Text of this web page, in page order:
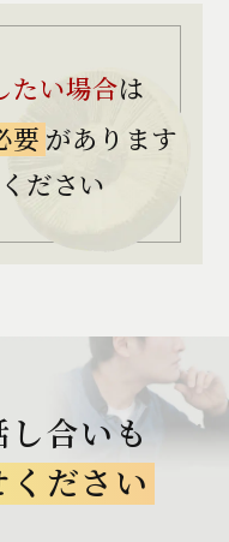
たい場合は
要 があります
ださい
合いも
ださい